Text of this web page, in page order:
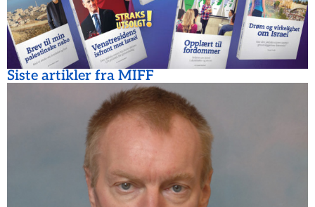
Siste artikler fra MIFF